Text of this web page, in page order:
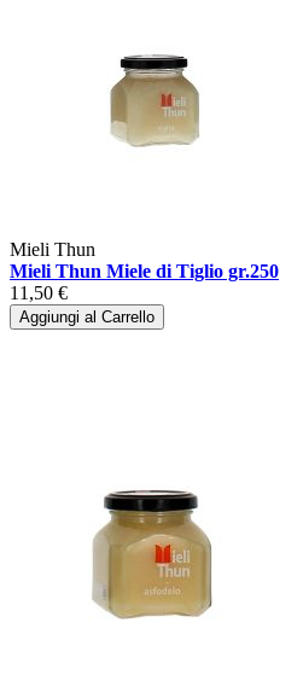
Mieli Thun
Mieli Thun Miele di Tiglio gr.250
11,50 €
Aggiungi al Carrello